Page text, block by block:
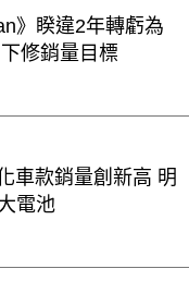
》睽違2年轉虧為
修銷量目標
車款銷量創新高 明
電池